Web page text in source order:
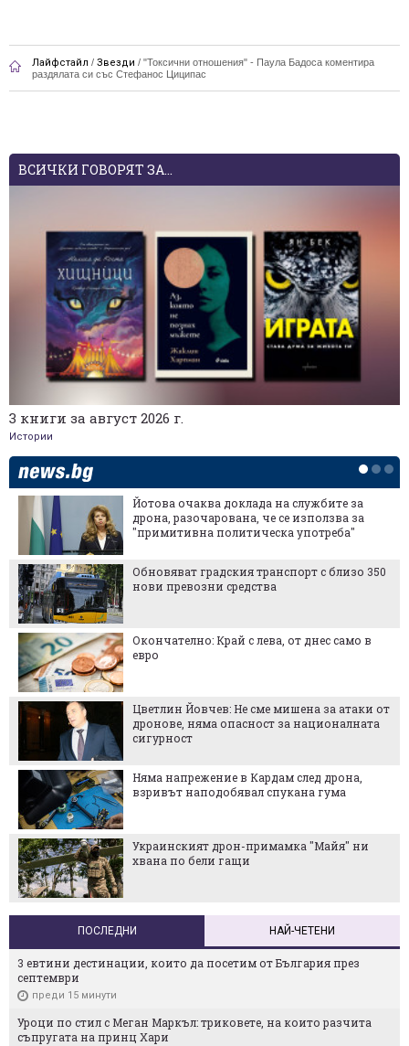
Лайфстайл / Звезди / "Токсични отношения" - Паула Бадоса коментира
раздялата си със Стефанос Циципас
ВСИЧКИ ГОВОРЯТ ЗА...
3 книги за август 2026 г.
Истории
Йотова очаква доклада на службите за
дрона, разочарована, че се използва за
"примитивна политическа употреба"
Обновяват градския транспорт с близо 350
нови превозни средства
Окончателно: Край с лева, от днес само в
евро
Цветлин Йовчев: Не сме мишена за атаки от
дронове, няма опасност за националната
сигурност
Няма напрежение в Кардам след дрона,
взривът наподобявал спукана гума
Украинският дрон-примамка "Майя" ни
хвана по бели гащи
ПОСЛЕДНИ НАЙ-ЧЕТЕНИ
3 евтини дестинации, които да посетим от България през
септември
преди 15 минути
Уроци по стил с Меган Маркъл: триковете, на които разчита
съпругата на принц Хари